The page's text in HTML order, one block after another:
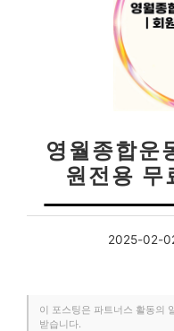
영월종합운
원전용 무
2025-02-
이 포스팅은 파트너스 활동의
받습니다.